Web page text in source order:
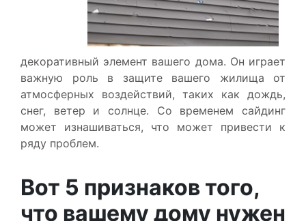
декоративный элемент вашего дома. Он играет
важную роль в защите вашего жилища от
атмосферных воздействий, таких как дождь,
снег, ветер и солнце. Со временем сайдинг
может изнашиваться, что может привести к
ряду проблем.
Вот 5 признаков того,
что вашему дому нужен